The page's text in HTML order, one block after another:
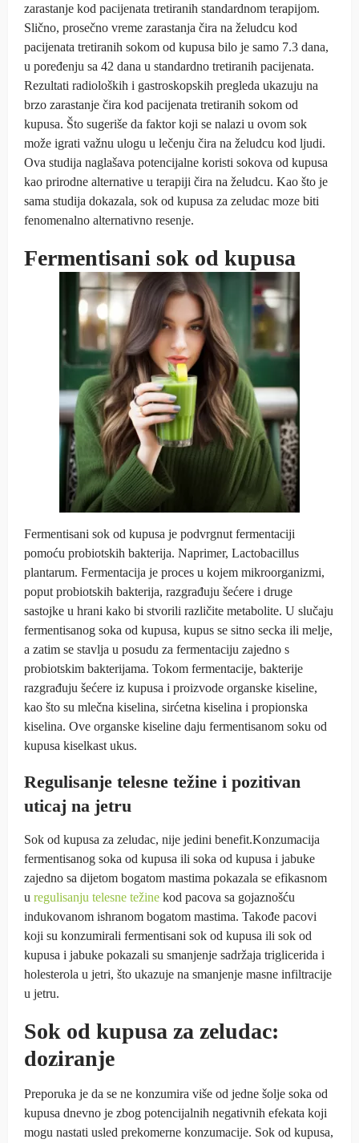
zarastanje kod pacijenata tretiranih standardnom terapijom.
Slično, prosečno vreme zarastanja čira na želudcu kod
pacijenata tretiranih sokom od kupusa bilo je samo 7.3 dana,
u poređenju sa 42 dana u standardno tretiranih pacijenata.
Rezultati radioloških i gastroskopskih pregleda ukazuju na
brzo zarastanje čira kod pacijenata tretiranih sokom od
kupusa. Što sugeriše da faktor koji se nalazi u ovom sok
može igrati važnu ulogu u lečenju čira na želudcu kod ljudi.
Ova studija naglašava potencijalne koristi sokova od kupusa
kao prirodne alternative u terapiji čira na želudcu. Kao što je
sama studija dokazala, sok od kupusa za zeludac moze biti
fenomenalno alternativno resenje.
Fermentisani sok od kupusa
Fermentisani sok od kupusa je podvrgnut fermentaciji
pomoću probiotskih bakterija. Naprimer, Lactobacillus
plantarum. Fermentacija je proces u kojem mikroorganizmi,
poput probiotskih bakterija, razgrađuju šećere i druge
sastojke u hrani kako bi stvorili različite metabolite. U slučaju
fermentisanog soka od kupusa, kupus se sitno secka ili melje,
a zatim se stavlja u posudu za fermentaciju zajedno s
probiotskim bakterijama. Tokom fermentacije, bakterije
razgrađuju šećere iz kupusa i proizvode organske kiseline,
kao što su mlečna kiselina, sirćetna kiselina i propionska
kiselina. Ove organske kiseline daju fermentisanom soku od
kupusa kiselkast ukus.
Regulisanje telesne težine i pozitivan
uticaj na jetru
Sok od kupusa za zeludac, nije jedini benefit.Konzumacija
fermentisanog soka od kupusa ili soka od kupusa i jabuke
zajedno sa dijetom bogatom mastima pokazala se efikasnom
u regulisanju telesne težine kod pacova sa gojaznošću
indukovanom ishranom bogatom mastima. Takođe pacovi
koji su konzumirali fermentisani sok od kupusa ili sok od
kupusa i jabuke pokazali su smanjenje sadržaja triglicerida i
holesterola u jetri, što ukazuje na smanjenje masne infiltracije
u jetru.
Sok od kupusa za zeludac:
doziranje
Preporuka je da se ne konzumira više od jedne šolje soka od
kupusa dnevno je zbog potencijalnih negativnih efekata koji
mogu nastati usled prekomerne konzumacije. Sok od kupusa,